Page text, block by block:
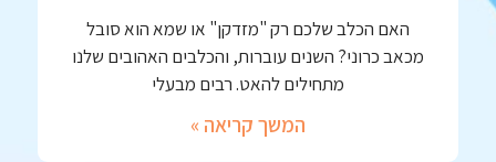
האם הכלב שלכם רק "מזדקן" או שמא הוא סובל
מכאב כרוני? השנים עוברות, והכלבים האהובים שלנו
מתחילים להאט. רבים מבעלי
המשך קריאה »